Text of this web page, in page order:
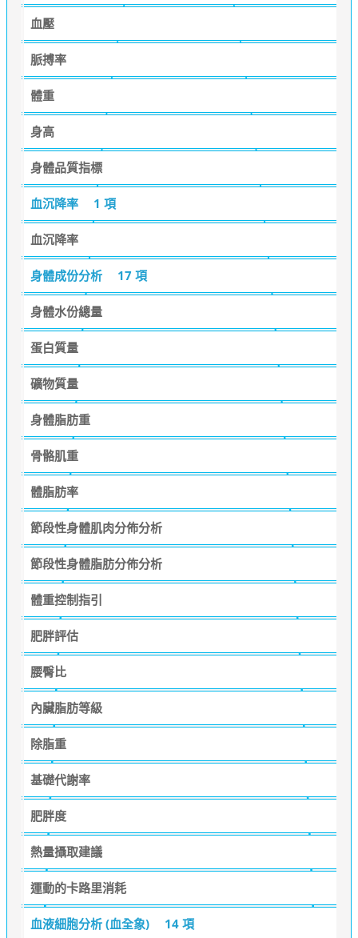
血壓
脈搏率
體重
身高
身體品質指標
血沉降率 1 項
血沉降率
身體成份分析 17 項
身體水份總量
蛋白質量
礦物質量
身體脂肪重
骨骼肌重
體脂肪率
節段性身體肌肉分佈分析
節段性身體脂肪分佈分析
體重控制指引
肥胖評估
腰臀比
內臟脂肪等級
除脂重
基礎代謝率
肥胖度
熱量攝取建議
運動的卡路里消耗
血液細胞分析 (血全象) 14 項